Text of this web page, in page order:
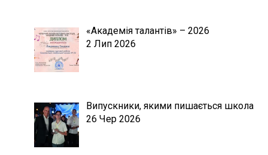
«Академія талантів» – 2026
2 Лип 2026
Випускники, якими пишається школа
26 Чер 2026